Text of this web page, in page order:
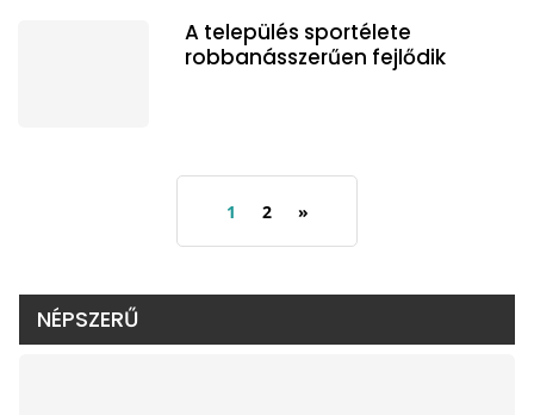
A település sportélete
robbanásszerűen fejlődik
1 2 »
NÉPSZERŰ